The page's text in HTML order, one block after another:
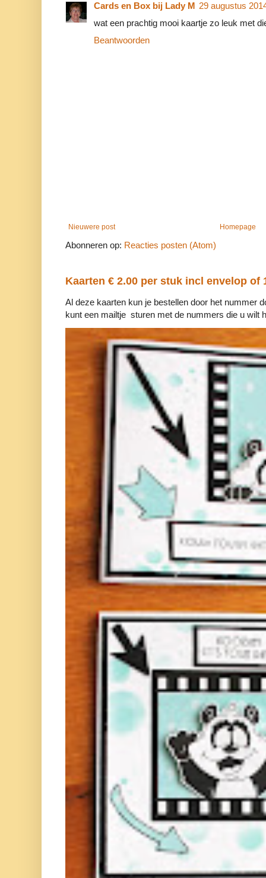
Cards en Box bij Lady M 29 augustus
wat een prachtig mooi kaartje zo leuk met
Beantwoorden
Nieuwere post Homepage
Abonneren op: Reacties posten (Atom)
Kaarten € 2.00 per stuk incl envelop of
Al deze kaarten kun je bestellen door het nummer
kunt een mailtje sturen met de nummers die u wilt